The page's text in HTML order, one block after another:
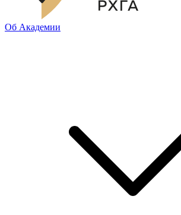
Об Академии